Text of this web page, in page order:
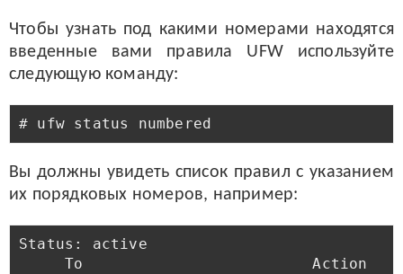
Чтобы узнать под какими номерами находятся
введенные вами правила UFW используйте
следующую команду:
Вы должны увидеть список правил с указанием
их порядковых номеров, например:
Status: active
To                         Action